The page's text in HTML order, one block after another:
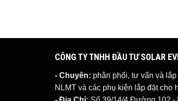
CÔNG TY TNHH ĐẦU TƯ SOLAR
- Chuyên: phân phối, tư vấn và
NLMT và các phụ kiện lắp đặt cho